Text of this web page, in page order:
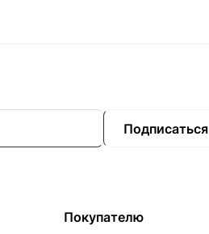
Подписаться
Покупателю